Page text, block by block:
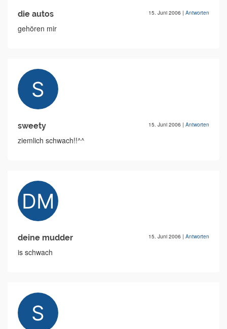
die autos 15. Juni 2006 | Antworten
gehören mir
sweety 15. Juni 2006 | Antworten
ziemlich schwach!!^^
deine mudder 15. Juni 2006 | Antworten
is schwach